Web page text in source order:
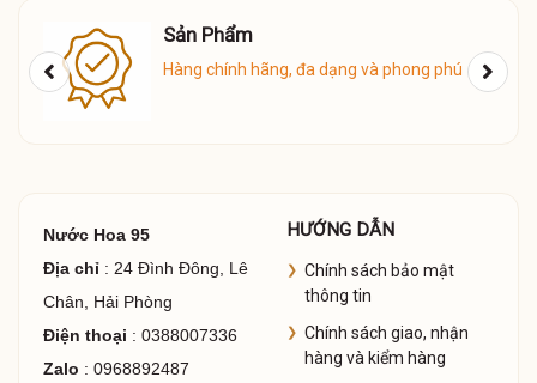
Sản Phẩm
Hàng chính hãng, đa dạng và phong phú
Nước Hoa 95
Địa chỉ : 24 Đình Đông, Lê
Chân, Hải Phòng
Điện thoại : 0388007336
Zalo : 0968892487
HƯỚNG DẪN
Chính sách bảo mật
thông tin
Chính sách giao, nhận
hàng và kiểm hàng